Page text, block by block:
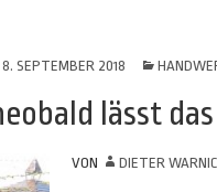
8. SEPTEMBER 2018
lässt
VON DIETER